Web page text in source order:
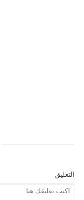
التعليق